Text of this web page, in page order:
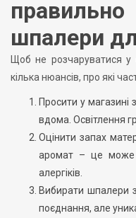
шпалери
Щоб не розчаруватися у
кілька нюансів, про які
Просити у магазині
вдома. Освітлення
Оцінити запах
аромат – це може
алергіків.
Вибирати шпалери
поєднання, але